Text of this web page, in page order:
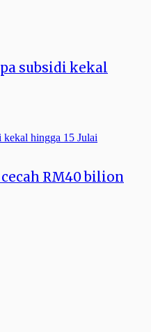
subsidi kekal
RM40 bilion